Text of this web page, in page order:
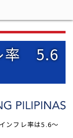
率 5.6
ンフレ率は5.6～